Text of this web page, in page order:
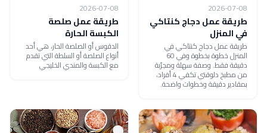
2026-07-08
طريقة عمل دجاج كنتاكي
في المنزل
طريقة عمل دجاج كنتاكي في
المنزل خطوة بخطوة وفي 60
دقيقة فقط. وصفة سهلة ومجرّبة
من مطبخ دلوقتي تكفي 4 أفراد،
بمقادير دقيقة وخطوات واضحة.
2026-07-08
طريقة عمل صلصة
الكبسة الحارة
الدقوس أو الصلصة الحار، هي أحد
أنواع الصلصة أو السلطة التي تقدم
مع الكبسة والمندي الخليجي